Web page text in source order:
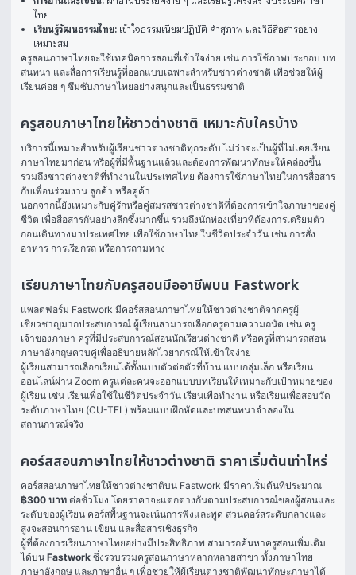
ไทย
เรียนรู้วัฒนธรรมไทย: เข้าใจธรรมเนียมปฏิบัติ คำสุภาพ และวิธีสื่อสารอย่าง
เหมาะสม
ครูสอนภาษาไทยจะใช้เทคนิคการสอนที่เข้าใจง่าย เช่น การใช้ภาพประกอบ บท
สนทนา และสื่อการเรียนรู้ที่ออกแบบเฉพาะสำหรับชาวต่างชาติ เพื่อช่วยให้ผู้
เรียนค่อย ๆ ซึมซับภาษาไทยอย่างสนุกและเป็นธรรมชาติ
ครูสอนภาษาไทยให้ชาวต่างชาติ เหมาะกับใครบ้าง
บริการนี้เหมาะสำหรับผู้เรียนชาวต่างชาติทุกระดับ ไม่ว่าจะเป็นผู้ที่ไม่เคยเรียน
ภาษาไทยมาก่อน หรือผู้ที่มีพื้นฐานแล้วและต้องการพัฒนาทักษะให้คล่องขึ้น
รวมถึงชาวต่างชาติที่ทำงานในประเทศไทย ต้องการใช้ภาษาไทยในการสื่อสาร
กับเพื่อนร่วมงาน ลูกค้า หรือคู่ค้า
นอกจากนี้ยังเหมาะกับคู่รักหรือคู่สมรสชาวต่างชาติที่ต้องการเข้าใจภาษาของคู่
ชีวิต เพื่อสื่อสารกันอย่างลึกซึ้งมากขึ้น รวมถึงนักท่องเที่ยวที่ต้องการเตรียมตัว
ก่อนเดินทางมาประเทศไทย เพื่อใช้ภาษาไทยในชีวิตประจำวัน เช่น การสั่ง
อาหาร การเรียกรถ หรือการถามทาง
เรียนภาษาไทยกับครูสอนมืออาชีพบน Fastwork
แพลตฟอร์ม Fastwork มีคอร์สสอนภาษาไทยให้ชาวต่างชาติจากครูผู้
เชี่ยวชาญมากประสบการณ์ ผู้เรียนสามารถเลือกครูตามความถนัด เช่น ครู
เจ้าของภาษา ครูที่มีประสบการณ์สอนนักเรียนต่างชาติ หรือครูที่สามารถสอน
ภาษาอังกฤษควบคู่เพื่ออธิบายหลักไวยากรณ์ให้เข้าใจง่าย
ผู้เรียนสามารถเลือกเรียนได้ทั้งแบบตัวต่อตัวที่บ้าน แบบกลุ่มเล็ก หรือเรียน
ออนไลน์ผ่าน Zoom ครูแต่ละคนจะออกแบบบทเรียนให้เหมาะกับเป้าหมายของ
ผู้เรียน เช่น เรียนเพื่อใช้ในชีวิตประจำวัน เรียนเพื่อทำงาน หรือเรียนเพื่อสอบวัด
ระดับภาษาไทย (CU-TFL) พร้อมแบบฝึกหัดและบทสนทนาจำลองใน
สถานการณ์จริง
คอร์สสอนภาษาไทยให้ชาวต่างชาติ ราคาเริ่มต้นเท่าไหร่
฿300 บาท ต่อชั่วโมง โดยราคาจะแตกต่างกันตามประสบการณ์ของผู้สอนและ
ระดับของผู้เรียน คอร์สพื้นฐานจะเน้นการฟังและพูด ส่วนคอร์สระดับกลางและ
สูงจะสอนการอ่าน เขียน และสื่อสารเชิงธุรกิจ
ผู้ที่ต้องการเรียนภาษาไทยอย่างมีประสิทธิภาพ สามารถค้นหาครูสอนเพิ่มเติม
ได้บน Fastwork ซึ่งรวบรวมครูสอนภาษาหลากหลายสาขา ทั้งภาษาไทย
ภาษาอังกฤษ และภาษาอื่น ๆ เพื่อช่วยให้ผู้เรียนต่างชาติพัฒนาทักษะภาษาได้